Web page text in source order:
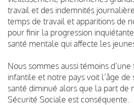
travail et des indemnités
temps de travail et apparitions de
pour finir la progression
santé mentale qui affecte les
Nous sommes aussi témoins
infantile et notre pays voit l’âge
santé diminué alors que la part de
Sécurité Sociale est conséquente.